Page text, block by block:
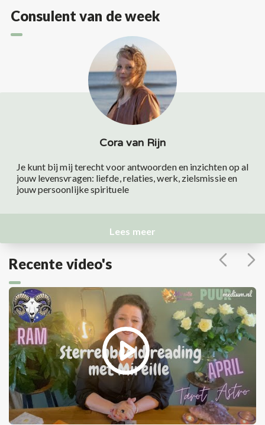
Consulent van de week
Cora van Rijn
Je kunt bij mij terecht voor antwoorden en inzichten op al
jouw levensvragen: liefde, relaties, werk, zielsmissie en
jouw persoonlijke spirituele
Lees meer
Recente video's